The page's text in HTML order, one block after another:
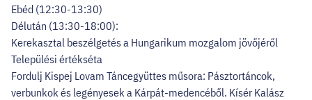
Ebéd (12:30-13:30)
Délután (13:30-18:00):
Kerekasztal beszélgetés a Hungarikum mozgalom jövőjéről
Települési értékséta
Fordulj Kispej Lovam Táncegyüttes műsora: Pásztortáncok,
verbunkok és legényesek a Kárpát-medencéből. Kísér Kalász